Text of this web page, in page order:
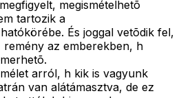
megismételhetõ
tartozik a
És joggal vetõdik fel,
remény az emberekben, h
arról, h kik is vagyunk
van alátámasztva, de ez